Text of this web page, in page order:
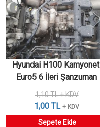
Hyundai H100 Kamyonet
Euro5 6 İleri Şanzuman
1,10 TL + KDV
1,00 TL + KDV
Sepete Ekle